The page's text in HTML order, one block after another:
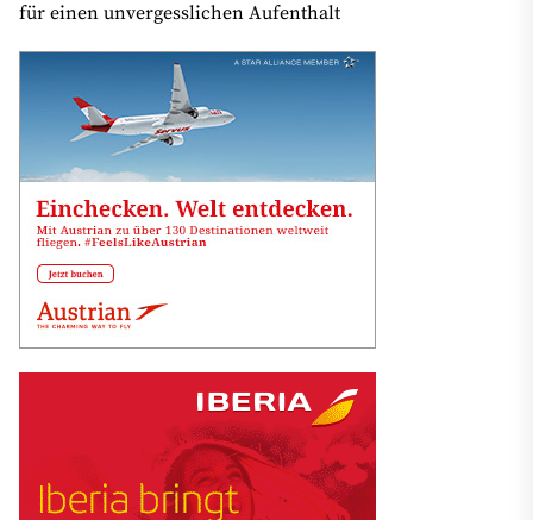
für einen unvergesslichen Aufenthalt